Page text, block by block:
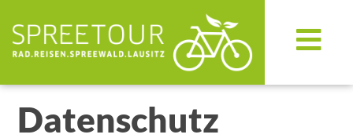
Datenschutz